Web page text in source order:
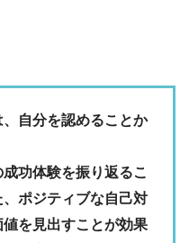
自分を認めることか
功体験を振り返るこ
ポジティブな自己対
を見出すことが効果